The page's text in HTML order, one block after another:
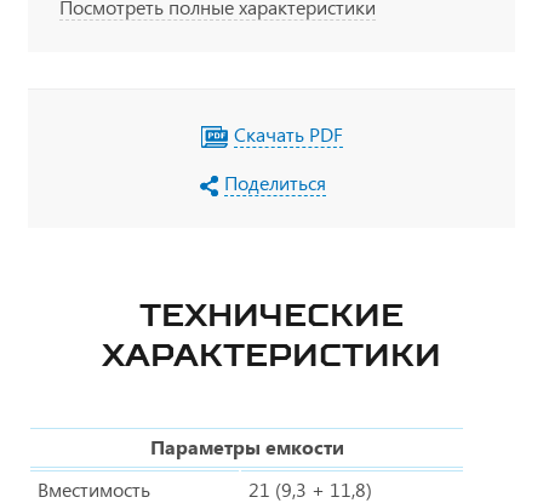
Посмотреть полные характеристики
Скачать PDF
Поделиться
ТЕХНИЧЕСКИЕ
ХАРАКТЕРИСТИКИ
Параметры емкости
Вместимость
21 (9,3 + 11,8)